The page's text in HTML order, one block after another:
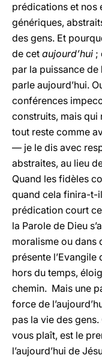
prédications et nos
génériques,
des gens. Et
de cet aujourd’hui ;
par la puissance de
parle aujourd’hui.
conférences
construits, mais qui
tout reste comme
— je le dis avec
abstraites, au lieu
Quand les fidèles
quand cela finira-t-
prédication court ce
la Parole de Dieu
moralisme ou dans
présente
hors du temps,
chemin. Mais une
force de
pas la vie des gens.
vous plaît, est le
l’aujourd’hui de